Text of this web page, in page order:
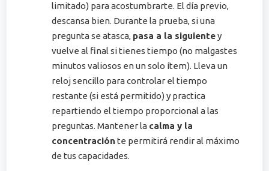
limitado) para acostumbrarte​. El día previo,
descansa bien. Durante la prueba, si una
pregunta se atasca, pasa a la siguientey
vuelve al final si tienes tiempo (no malgastes
minutos valiosos en un solo ítem). Lleva un
reloj sencillo para controlar el tiempo
restante (si está permitido) y practica
repartiendo el tiempo proporcional a las
preguntas. Mantener la calma y la
concentración te permitirá rendir al máximo
de tus capacidades.